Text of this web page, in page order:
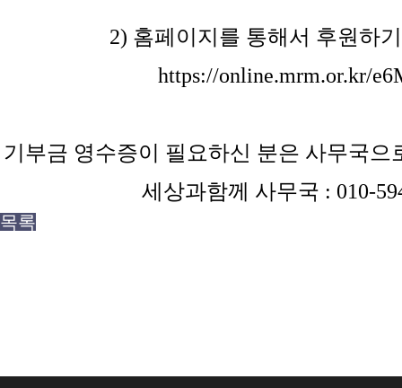
2) 홈페이지를 통해서 후원하기
https://online.mrm.or.kr/
기부금 영수증이 필요하신 분은 사무국으
세상과함께 사무국 : 010-
목록